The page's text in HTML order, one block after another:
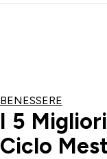
BENESSERE
I 5
Ciclo